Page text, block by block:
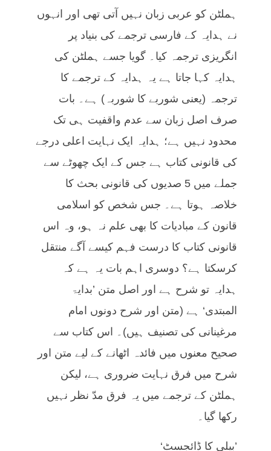
ہملٹن کو عربی زبان نہیں آتی تھی اور انہوں
نے ہدایہ کے فارسی ترجمے کی بنیاد پر
انگریزی ترجمہ کیا۔ گویا جسے ہملٹن کی
ہدایہ کہا جاتا ہے یہ ہدایہ کے ترجمے کا
ترجمہ (یعنی شوربے کا شوربہ) ہے۔ بات
صرف اصل زبان سے عدم واقفیت ہی تک
محدود نہیں ہے؛ ہدایہ ایک نہایت اعلی درجے
کی قانونی کتاب ہے جس کے ایک چھوٹے سے
جملے میں 5 صدیوں کی قانونی بحث کا
خلاصہ ہوتا ہے۔ جس شخص کو اسلامی
قانون کے مبادیات کا بھی علم نہ ہو، وہ اس
قانونی کتاب کا درست فہم کیسے آگے منتقل
کرسکتا ہے؟ دوسری اہم بات یہ ہے کہ
ہدایہ تو شرح ہے اور اصل متن ’بدایۃ
المبتدی‘ ہے (متن اور شرح دونوں امام
مرغینانی کی تصنیف ہیں)۔ اس کتاب سے
صحیح معنوں میں فائدہ اٹھانے کے لیے متن اور
شرح میں فرق نہایت ضروری ہے، لیکن
ہملٹن کے ترجمے میں یہ فرق مدّ نظر نہیں
رکھا گیا۔
’بیلی کا ڈائجسٹ‘